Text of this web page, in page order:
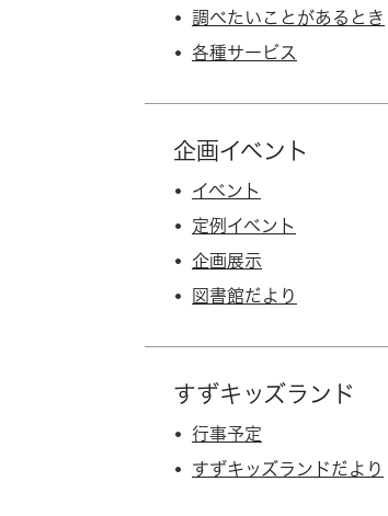
調べたいことがあるとき
各種サービス
企画イベント
イベント
定例イベント
企画展示
図書館だより
すずキッズランド
行事予定
すずキッズランドだより